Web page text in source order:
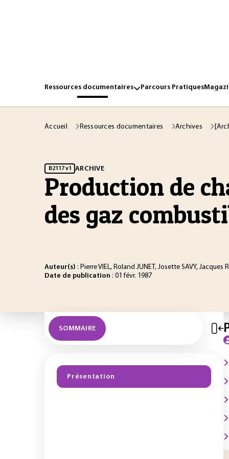
Ressources documentaires Parcours Pratiques
Accueil Ressources documentaires Archives
B2117 v1 ARCHIVE
Production de
des gaz
Auteur(s) : Pierre VIEL, Roland JUNET, Josette SAVY, Jacques
Date de publication : 01 févr. 1987
SOMMAIRE
Présentation